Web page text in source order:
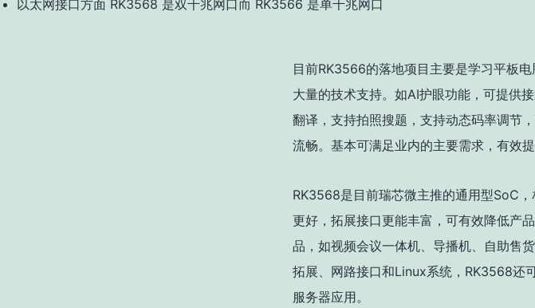
以太网接口方面 RK3568 是双千兆网口而 RK3566 是单千兆网口
目前RK3566的落地项目主要是学习平板
大量的技术支持。如AI护眼功能，可提供
翻译，支持拍照搜题，支持动态码率调节
流畅。基本可满足业内的主要需求，有效
RK3568是目前瑞芯微主推的通用型SoC
更好，拓展接口更能丰富，可有效降低产
品，如视频会议一体机、导播机、自助售
拓展、网路接口和Linux系统，RK3568还
服务器应用。